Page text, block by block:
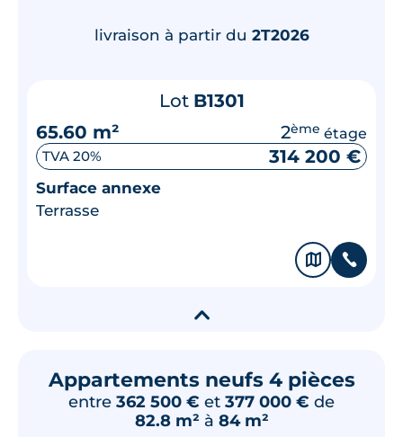
livraison à partir du 2T2026
Lot B1301
65.60 m²
2ème étage
TVA 20% 314 200 €
Surface annexe
Terrasse
🗞 📞
▾
Appartements neufs 4 pièces
entre 362 500 € et 377 000 € de
82.8 m² à 84 m²